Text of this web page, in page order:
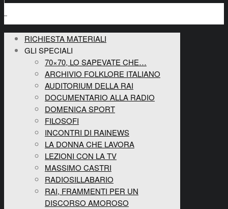
RICHIESTA MATERIALI
GLI SPECIALI
70×70, LO SAPEVATE CHE…
ARCHIVIO FOLKLORE ITALIANO
AUDITORIUM DELLA RAI
DOCUMENTARIO ALLA RADIO
DOMENICA SPORT
FILOSOFI
INCONTRI DI RAINEWS
LA DONNA CHE LAVORA
LEZIONI CON LA TV
MASSIMO CASTRI
RADIOSILLABARIO
RAI, FRAMMENTI PER UN
DISCORSO AMOROSO